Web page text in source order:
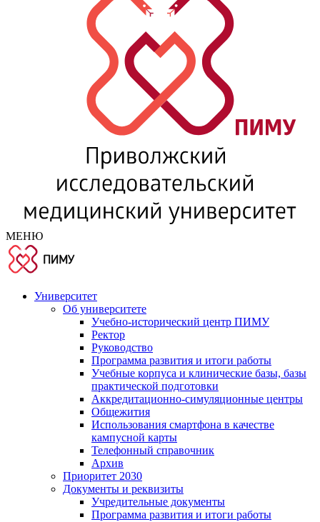
МЕНЮ
Университет
Об университете
Учебно-исторический центр ПИМУ
Ректор
Руководство
Программа развития и итоги работы
Учебные корпуса и клинические базы, базы
практической подготовки
Аккредитационно-симуляционные центры
Общежития
Использования смартфона в качестве
кампусной карты
Телефонный справочник
Архив
Приоритет 2030
Документы и реквизиты
Учредительные документы
Программа развития и итоги работы